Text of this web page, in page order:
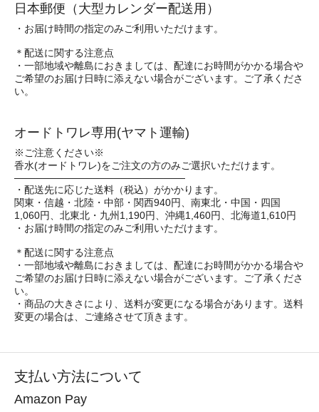
日本郵便（大型カレンダー配送用）
・お届け時間の指定のみご利用いただけます。
＊配送に関する注意点
・一部地域や離島におきましては、配達にお時間がかかる場合や
ご希望のお届け日時に添えない場合がございます。ご了承くださ
い。
オードトワレ専用(ヤマト運輸)
※ご注意ください※
香水(オードトワレ)をご注文の方のみご選択いただけます。
────────────────────────
・配送先に応じた送料（税込）がかかります。
関東・信越・北陸・中部・関西940円、南東北・中国・四国
1,060円、北東北・九州1,190円、沖縄1,460円、北海道1,610円
・お届け時間の指定のみご利用いただけます。
＊配送に関する注意点
・一部地域や離島におきましては、配達にお時間がかかる場合や
ご希望のお届け日時に添えない場合がございます。ご了承くださ
い。
・商品の大きさにより、送料が変更になる場合があります。送料
変更の場合は、ご連絡させて頂きます。
支払い方法について
Amazon Pay